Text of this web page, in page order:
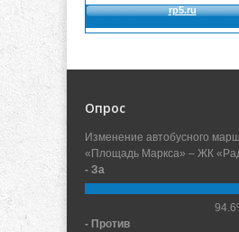
Опрос
Изменение автобусного
«Площадь Маркса» – ЖК
- За
- Против